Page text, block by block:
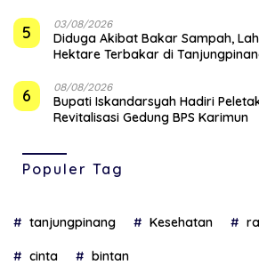
5 03/08/2026
Diduga Akibat Bakar Sampah,
Hektare Terbakar di
6 08/08/2026
Bupati Iskandarsyah Hadiri
Revitalisasi Gedung BPS Karimun
Populer Tag
tanjungpinang Kesehatan
cinta bintan